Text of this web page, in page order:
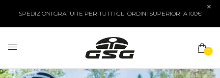
SPEDIZIONI GRATUITE PER TUTTI GLI ORDINI SUPERIORI A 100€
0